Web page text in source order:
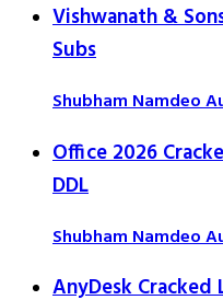
Vishwanath &
Subs
Shubham Namdeo
Office 2026
DDL
Shubham Namdeo
AnyDesk